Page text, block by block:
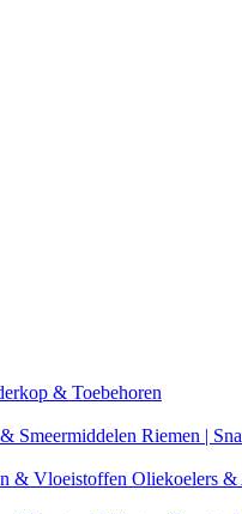
& Toebehoren
Smeermiddelen Riemen |
& Vloeistoffen Oliekoelers &